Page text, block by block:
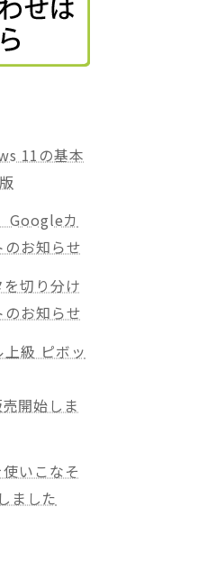
11の基本
Googleカ
お知らせ
切り分け
お知らせ
上級 ピボッ
開始しま
いこなそ
ました